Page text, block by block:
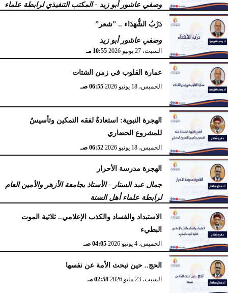
وصفي عاشور أبو زيد - المكتب التنفيذي لرابطة علماء
أهل السنّة
الخميس، 2 يوليو 2026 05:32 مـ
دَرْبُ الشُّهَدَاء .. ”شعر”
وصفي عاشور أبو زيد
السبت، 27 يونيو 2026 10:55 مـ
عمارة القلوب في زمن الشتات
الخميس، 18 يونيو 2026 06:55 صـ
الهجرة النبوية: استعادةٌ لفقه التمكين وتأسيسٌ
للمشروع الحضاري
الخميس، 18 يونيو 2026 06:52 صـ
الهجرة مدرسة الأحرار
جمال عبد الستار - الأستاذ بجامعة الأزهر والأمين العام
لرابطة علماء أهل السنة
الثلاثاء، 16 يونيو 2026 10:22 صـ
الاستبداد والفساد والكذب الإعلامي.. ثلاثية الموت
البطيء
الخميس، 4 يونيو 2026 04:05 صـ
الحج.. حين تبحث الأمة عن نفسها
السبت، 23 مايو 2026 02:58 مـ